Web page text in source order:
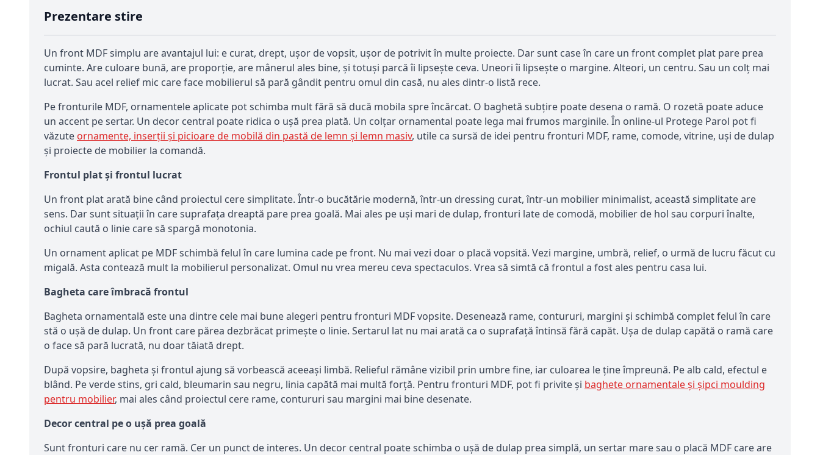
Prezentare stire
Un front MDF simplu are avantajul lui: e curat, drept, ușor de vopsit, ușor de potrivit în multe proiecte. Dar sunt case în care un front complet plat pare prea
cuminte. Are culoare bună, are proporție, are mânerul ales bine, și totuși parcă îi lipsește ceva. Uneori îi lipsește o margine. Alteori, un centru. Sau un colț mai
lucrat. Sau acel relief mic care face mobilierul să pară gândit pentru omul din casă, nu ales dintr-o listă rece.
Pe fronturile MDF, ornamentele aplicate pot schimba mult fără să ducă mobila spre încărcat. O baghetă subțire poate desena o ramă. O rozetă poate aduce
un accent pe sertar. Un decor central poate ridica o ușă prea plată. Un colțar ornamental poate lega mai frumos marginile. În online-ul Protege Parol pot fi
văzute ornamente, inserții și picioare de mobilă din pastă de lemn și lemn masiv, utile ca sursă de idei pentru fronturi MDF, rame, comode, vitrine, uși de dulap
și proiecte de mobilier la comandă.
Frontul plat și frontul lucrat
Un front plat arată bine când proiectul cere simplitate. Într-o bucătărie modernă, într-un dressing curat, într-un mobilier minimalist, această simplitate are
sens. Dar sunt situații în care suprafața dreaptă pare prea goală. Mai ales pe uși mari de dulap, fronturi late de comodă, mobilier de hol sau corpuri înalte,
ochiul caută o linie care să spargă monotonia.
Un ornament aplicat pe MDF schimbă felul în care lumina cade pe front. Nu mai vezi doar o placă vopsită. Vezi margine, umbră, relief, o urmă de lucru făcut cu
migală. Asta contează mult la mobilierul personalizat. Omul nu vrea mereu ceva spectaculos. Vrea să simtă că frontul a fost ales pentru casa lui.
Bagheta care îmbracă frontul
Bagheta ornamentală este una dintre cele mai bune alegeri pentru fronturi MDF vopsite. Desenează rame, contururi, margini și schimbă complet felul în care
stă o ușă de dulap. Un front care părea dezbrăcat primește o linie. Sertarul lat nu mai arată ca o suprafață întinsă fără capăt. Ușa de dulap capătă o ramă care
o face să pară lucrată, nu doar tăiată drept.
După vopsire, bagheta și frontul ajung să vorbească aceeași limbă. Relieful rămâne vizibil prin umbre fine, iar culoarea le ține împreună. Pe alb cald, efectul e
blând. Pe verde stins, gri cald, bleumarin sau negru, linia capătă mai multă forță. Pentru fronturi MDF, pot fi privite și baghete ornamentale și șipci moulding
pentru mobilier, mai ales când proiectul cere rame, contururi sau margini mai bine desenate.
Decor central pe o ușă prea goală
Sunt fronturi care nu cer ramă. Cer un punct de interes. Un decor central poate schimba o ușă de dulap prea simplă, un sertar mare sau o placă MDF care are